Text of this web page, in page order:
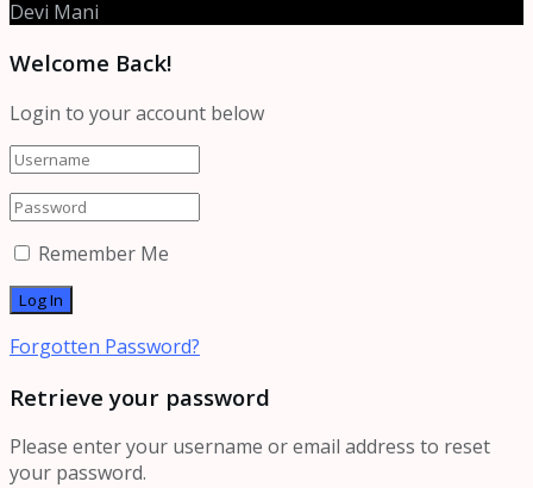
Devi Mani
Welcome Back!
Login to your account below
Remember Me
Forgotten Password?
Retrieve your password
Please enter your username or email address to reset
your password.